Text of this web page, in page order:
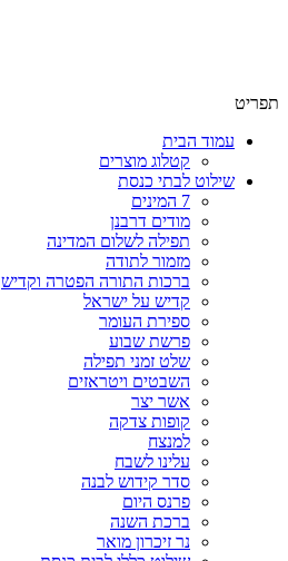
תפריט
עמוד הבית
קטלוג מוצרים
שילוט לבתי כנסת
7 המינים
מודים דרבנן
תפילה לשלום המדינה
מזמור לתודה
ברכות התורה הפטרה וקדיש
קדיש על ישראל
ספירת העומר
פרשת שבוע
שלט זמני תפילה
השבטים ויטראזים
אשר יצר
קופות צדקה
למנצח
עלינו לשבח
סדר קידוש לבנה
פרנס היום
ברכת השנה
נר זיכרון מואר